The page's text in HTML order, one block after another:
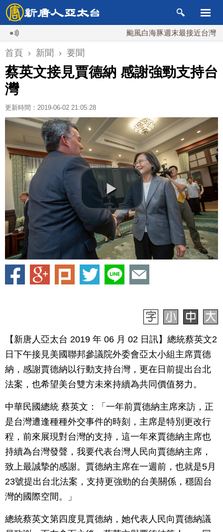
颱風白海豚週末最接近台灣 最快9
首頁 › 新聞 › 要聞
蔡英文接見賈德納 感謝強勁支持台
灣
更新時間：2019-06-02 21:05:28
【新唐人亞太台 2019 年 06 月 02 日訊】總統蔡英文2
日下午接見美國聯邦參議院外委會亞太小組主席賈德
納，感謝賈德納以行動支持台灣，更在日前提出台北
法案，也希望美台雙方未來持續為共同價值努力。
中華民國總統 蔡英文：「一年前賈德納主席來訪，正
是台灣遭逢種種外交事件的時刻，主席是特別更改行
程，前來展現對台灣的支持，這一年來賈德納主席也
持續為台灣發聲，我要代表台灣人民向賈德納主席，
致上最誠摯的感謝。賈德納主席在一週前，也就是5月
23號提出台北法案，支持更強勁的台美關係，穩固台
灣的國際空間。」
總統蔡英文第四度見賈德納，她代表人民向賈德納議